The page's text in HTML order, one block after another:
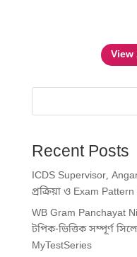
View
Recent Posts
ICDS Supervisor,
প্রক্রিয়া ও Exam
WB Gram Panchayat
টপিক-ভিত্তিক সম্পূর্ণ
MyTestSeries